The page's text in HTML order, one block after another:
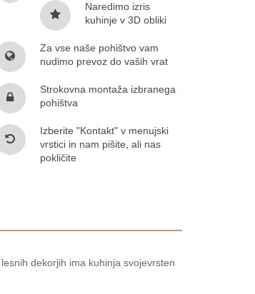
Naredimo izris
kuhinje v 3D obliki
Za vse naše pohištvo vam
nudimo prevoz do vaših vrat
Strokovna montaža izbranega
pohištva
Izberite "Kontakt" v menujski
vrstici in nam pišite, ali nas
pokličite
dekorjih ima kuhinja svojevrsten